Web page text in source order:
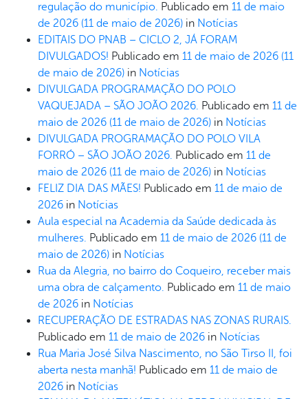
regulação do município. Publicado em 11 de maio
de 2026 (11 de maio de 2026) in Notícias
EDITAIS DO PNAB – CICLO 2, JÁ FORAM
DIVULGADOS! Publicado em 11 de maio de 2026 (11
de maio de 2026) in Notícias
DIVULGADA PROGRAMAÇÃO DO POLO
VAQUEJADA – SÃO JOÃO 2026. Publicado em 11 de
maio de 2026 (11 de maio de 2026) in Notícias
DIVULGADA PROGRAMAÇÃO DO POLO VILA
FORRÓ – SÃO JOÃO 2026. Publicado em 11 de
maio de 2026 (11 de maio de 2026) in Notícias
FELIZ DIA DAS MÃES! Publicado em 11 de maio de
2026 in Notícias
Aula especial na Academia da Saúde dedicada às
mulheres. Publicado em 11 de maio de 2026 (11 de
maio de 2026) in Notícias
Rua da Alegria, no bairro do Coqueiro, receber mais
uma obra de calçamento. Publicado em 11 de maio
de 2026 in Notícias
RECUPERAÇÃO DE ESTRADAS NAS ZONAS RURAIS.
Publicado em 11 de maio de 2026 in Notícias
Rua Maria José Silva Nascimento, no São Tirso II, foi
aberta nesta manhã! Publicado em 11 de maio de
2026 in Notícias